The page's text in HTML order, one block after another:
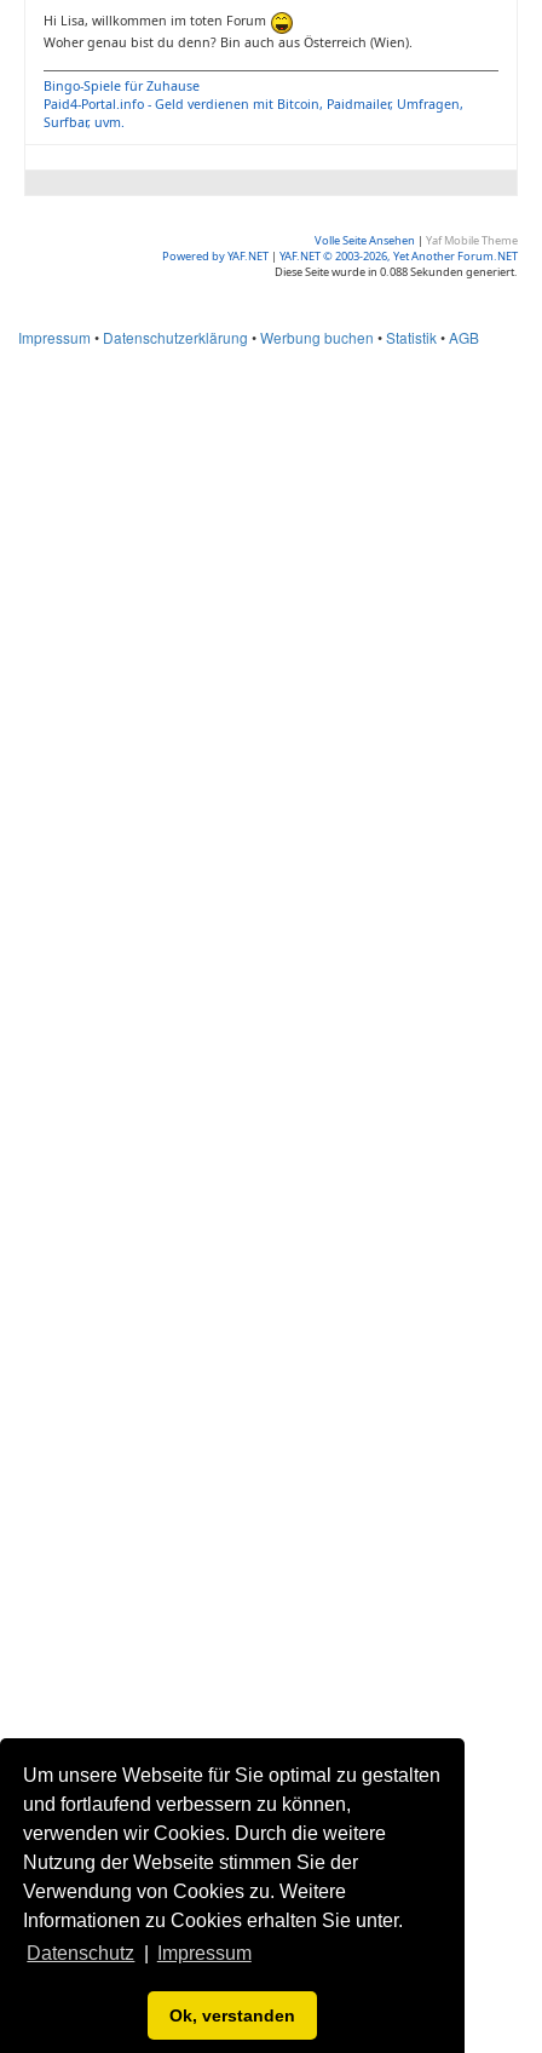
Um unsere Webseite für Sie optimal zu gestalten
und fortlaufend verbessern zu können,
verwenden wir Cookies. Durch die weitere
Nutzung der Webseite stimmen Sie der
Verwendung von Cookies zu. Weitere
Informationen zu Cookies erhalten Sie unter.
Datenschutz
Impressum
Ok, verstanden
Hi Lisa, willkommen im toten Forum
Woher genau bist du denn? Bin auch aus Österreich (Wien).
Bingo-Spiele für Zuhause
Paid4-Portal.info - Geld verdienen mit Bitcoin, Paidmailer, Umfragen,
Surfbar, uvm.
Volle Seite Ansehen | Yaf Mobile Theme
Powered by YAF.NET | YAF.NET © 2003-2026, Yet Another Forum.NET
Diese Seite wurde in 0.088 Sekunden generiert.
Impressum • Datenschutzerklärung •Werbung buchen •Statistik•AGB